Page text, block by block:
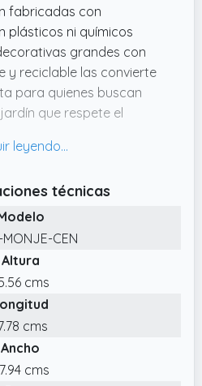
fabricadas con
plásticos ni químicos
grandes con
y reciclable las convierte
para quienes buscan
que respete el
de alta calidad,
jardin no son de
Estos budas grandes de
UV, los cambios de
y al desgaste del
una durabilidad
decoración jardin
EN ESPAÑA
técnicas
MONJE-CEN
Altura
cms
cms
Ancho
cms